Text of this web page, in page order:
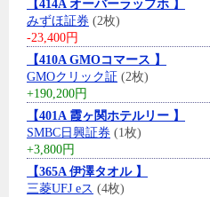
【414A オーバーラップホ 】
みずほ証券 (2枚)
-23,400円
【410A GMOコマース 】
GMOクリック証 (2枚)
+190,200円
【401A 霞ヶ関ホテルリー 】
SMBC日興証券 (1枚)
+3,800円
【365A 伊澤タオル 】
三菱UFJ eス (4枚)